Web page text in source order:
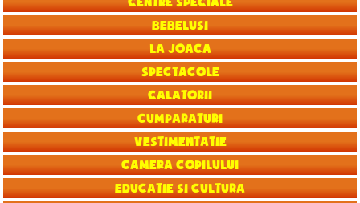
Bebelusi
La joaca
Spectacole
Calatorii
Cumparaturi
Vestimentatie
Camera copilului
Educatie si Cultura